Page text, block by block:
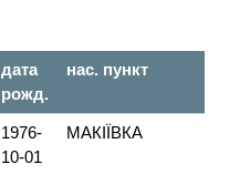
дата
рожд.
нас. пункт
1976-
10-01
МАКІЇВКА